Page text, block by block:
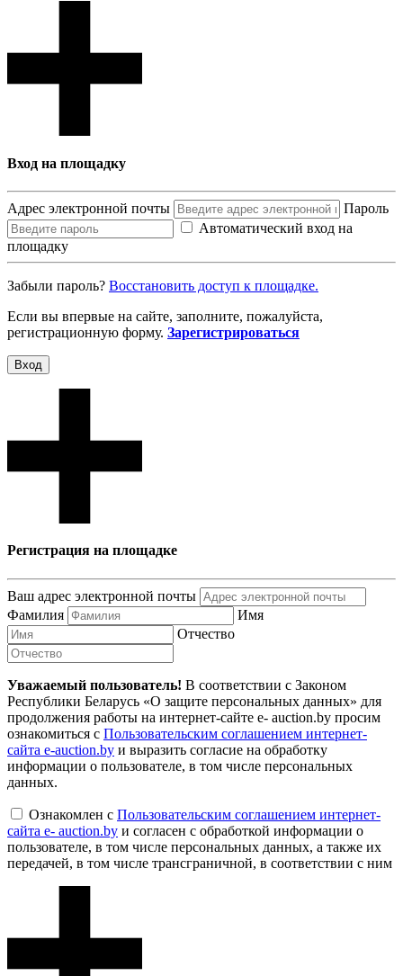
Вход на площадку
Адрес электронной почты
Пароль
Автоматический вход на
площадку
Забыли пароль? Восcтановить доступ к площадке.
Если вы впервые на сайте, заполните, пожалуйста,
регистрационную форму. Зарегистрироваться
Вход
Регистрация на площадке
Ваш адрес электронной почты
Фамилия
Имя
Отчество
Уважаемый пользователь! В соответствии с Законом
Республики Беларусь «О защите персональных данных» для
продолжения работы на интернет-сайте e- auction.by просим
ознакомиться с Пользовательским соглашением интернет-
сайта e-auction.by и выразить согласие на обработку
информации о пользователе, в том числе персональных
данных.
Ознакомлен с Пользовательским соглашением интернет-
сайта e- auction.by и согласен с обработкой информации о
пользователе, в том числе персональных данных, а также их
передачей, в том числе трансграничной, в соответствии с ним